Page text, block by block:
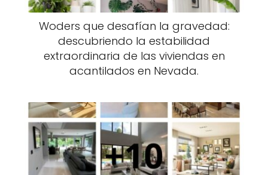
Woders que desafían la gravedad:
descubriendo la estabilidad
extraordinaria de las viviendas en
acantilados en Nevada.